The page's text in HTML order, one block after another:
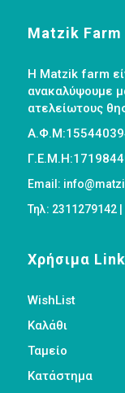
Matzik Farm
Η Matzik farm
ανακαλύψουμε
ατελείωτους
Email:
Τηλ: 2311279142
Χρήσιμα
WishList
Καλάθι
Ταμείο
Κατάστημα